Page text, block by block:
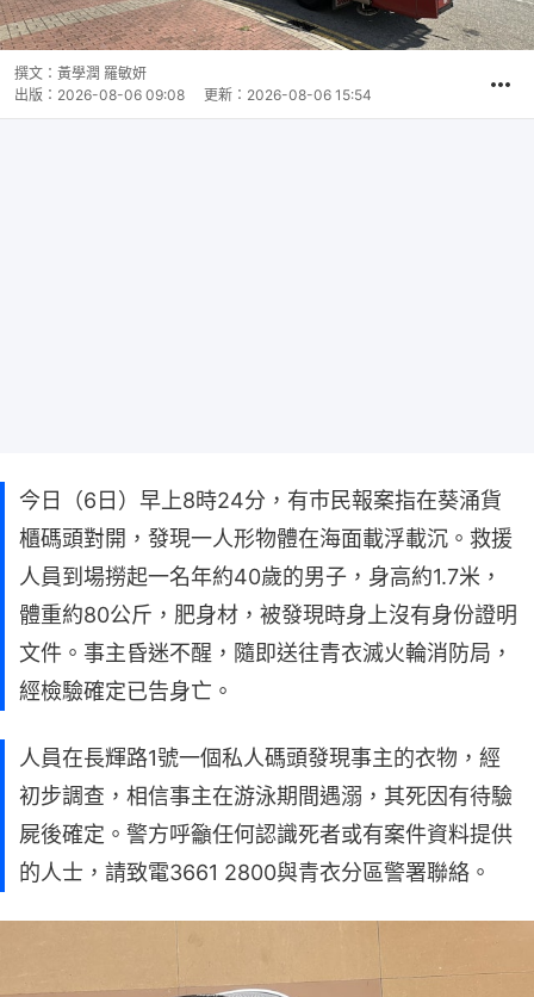
撰文： 黃學潤 羅敏妍
出版： 2026-08-06 09:08 更新： 2026-08-06 15:54
今日（6日）早上8時24分，有巿民報案指在葵涌貨
櫃碼頭對開，發現一人形物體在海面載浮載沉。救援
人員到場撈起一名年約40歲的男子，身高約1.7米，
體重約80公斤，肥身材，被發現時身上沒有身份證明
文件。事主昏迷不醒，隨即送往青衣滅火輪消防局，
經檢驗確定已告身亡。
人員在長輝路1號一個私人碼頭發現事主的衣物，經
初步調查，相信事主在游泳期間遇溺，其死因有待驗
屍後確定。警方呼籲任何認識死者或有案件資料提供
的人士，請致電3661 2800與青衣分區警署聯絡。